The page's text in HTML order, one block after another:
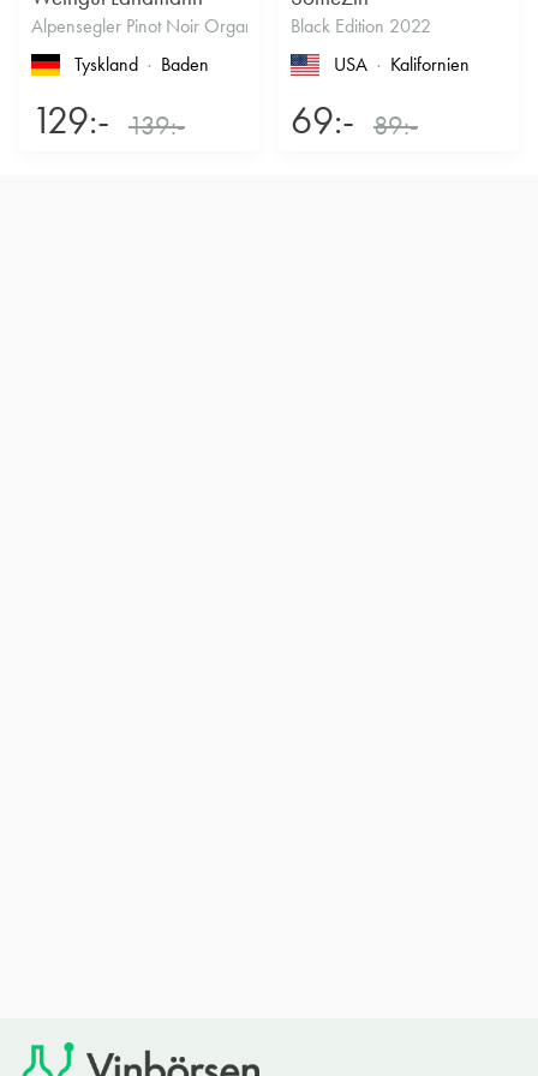
Alpensegler Pinot Noir Organic 2022
Tyskland
Baden
129:- 139:-
Black Edition 2022
USA
Kalifornien
69:- 89:-